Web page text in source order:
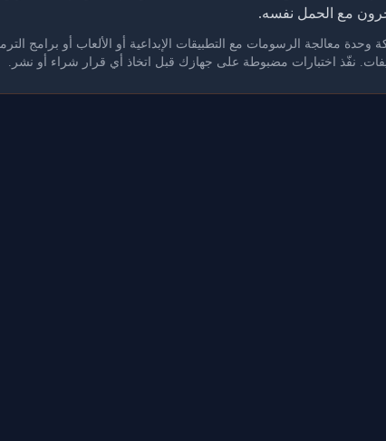
مع الحمل نفسه.
نفّذ اختبارات مضبوطة على جهازك قبل اتخاذ أي قرار شراء أو نشر.